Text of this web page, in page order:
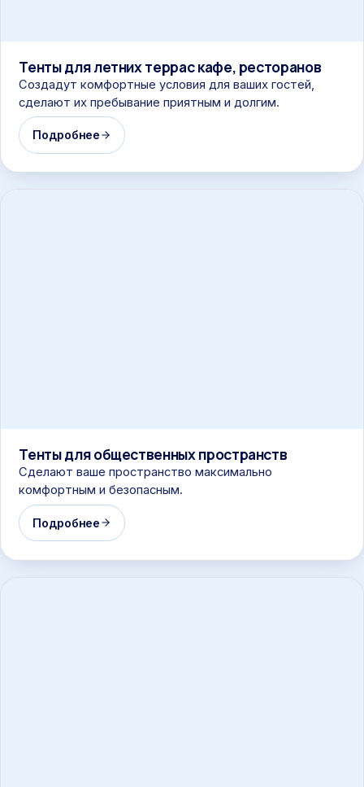
Тенты для летних террас кафе, ресторанов
Создадут комфортные условия для ваших гостей,
сделают их пребывание приятным и долгим.
Подробнее
Тенты для общественных пространств
Сделают ваше пространство максимально
комфортным и безопасным.
Подробнее